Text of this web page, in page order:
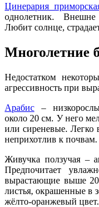
Цинерария
однолетник.
Любит солнце,
Многолетние
Недостатком
агрессивность при
Арабис –
около 20 см. У него
или сиреневые. Легко
неприхотлив к почвам.
Живучка ползучая –
Предпочитает
вырастающие выше
листья, окрашенные в
жёлто-оранжевый цвет.